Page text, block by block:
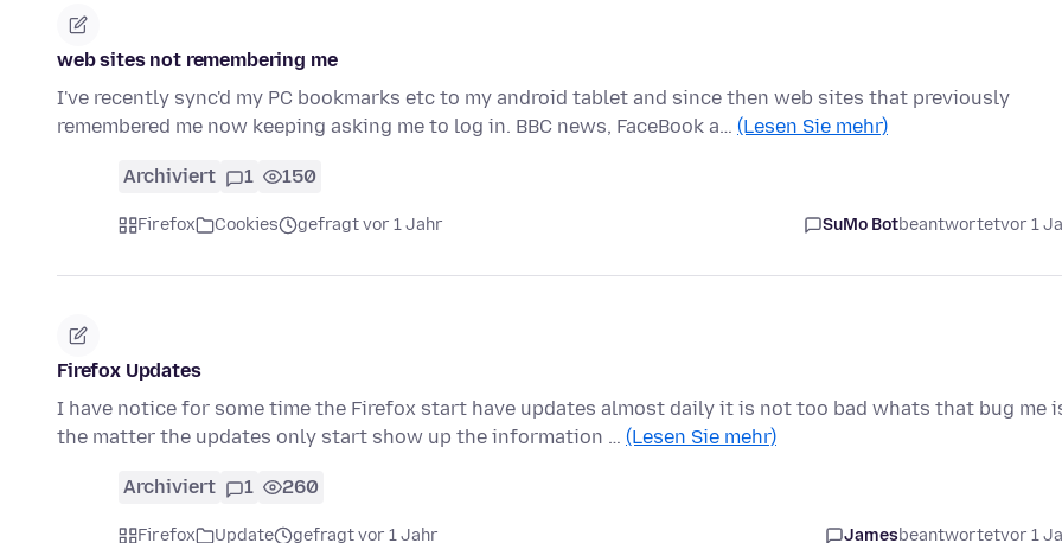
web sites not remembering me
I've recently sync'd my PC bookmarks etc to my android tablet and since then web sites that previously
remembered me now keeping asking me to log in. BBC news, FaceBook a… (Lesen Sie mehr)
Archiviert 1 150
Firefox Cookies gefragt vor 1 Jahr SuMo Botbeantwortetvor 1
Firefox Updates
I have notice for some time the Firefox start have updates almost daily it is not too bad whats that bug me
the matter the updates only start show up the information … (Lesen Sie mehr)
Archiviert 1 260
Firefox Update gefragt vor 1 Jahr Jamesbeantwortetvor 1